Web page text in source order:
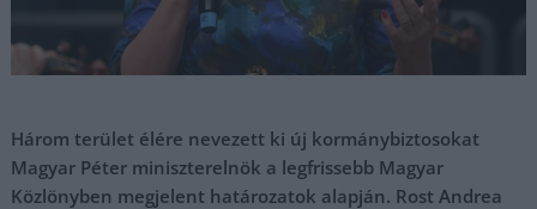
Három terület élére nevezett ki új kormánybiztosokat
Magyar Péter miniszterelnök a legfrissebb Magyar
Közlönyben megjelent határozatok alapján. Rost Andrea